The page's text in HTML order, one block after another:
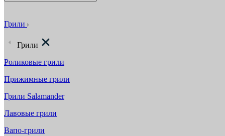
Грили
Грили
Роликовые грили
Прижимные грили
Грили Salamander
Лавовые грили
Вапо-грили